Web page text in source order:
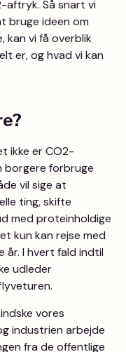
Så snart vi
bruge ideen om
kan vi få overblik
er, og hvad vi kan
ikke er CO2-
borgere forbruge
vil sige at
ting, skifte
med proteinholdige
kun kan rejse med
år. I hvert fald indtil
udleder
vores
industrien arbejde
fra de offentlige